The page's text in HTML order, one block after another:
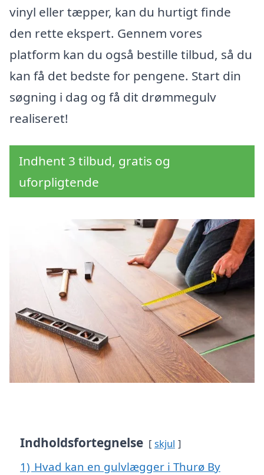
vinyl eller tæpper, kan du hurtigt finde
den rette ekspert. Gennem vores
platform kan du også bestille tilbud, så du
kan få det bedste for pengene. Start din
søgning i dag og få dit drømmegulv
realiseret!
Indhent 3 tilbud, gratis og
uforpligtende
Indholdsfortegnelse skjul
1) Hvad kan en gulvlægger i Thurø By